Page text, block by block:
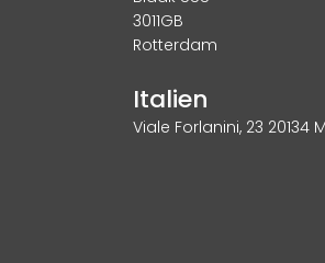
3011GB
Rotterdam
Italien
Viale Forlanini, 23 20134